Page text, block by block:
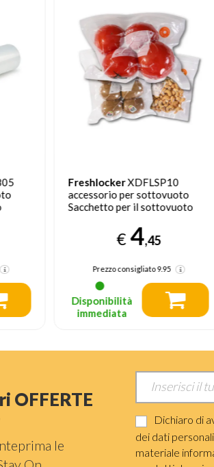
FreshlockerXDFL3000
macchina per sottovuoto 900
mbar Argento
€ 129
Prezzo consigliato199.95
Disponibilità
immediata
OFFERTE
le
Dichiaro di
dei dati
materiale